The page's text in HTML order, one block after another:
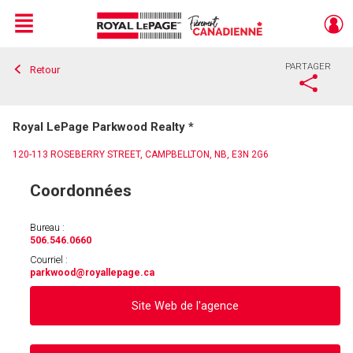
Live
En Direct
Menu
Retour PARTAGER
Royal LePage Parkwood Realty *
120-113 ROSEBERRY STREET, CAMPBELLTON, NB, E3N 2G6
Coordonnées
Bureau :
506.546.0660
Courriel :
parkwood @royallepage.ca
Site Web de l'agence